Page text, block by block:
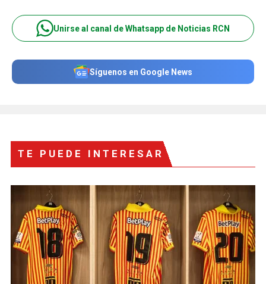
Unirse al canal de Whatsapp de Noticias RCN
Síguenos en Google News
TE PUEDE INTERESAR